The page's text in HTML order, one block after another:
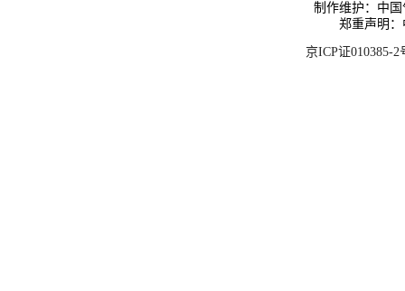
制作维护：中
郑重声明
京ICP证010385-2